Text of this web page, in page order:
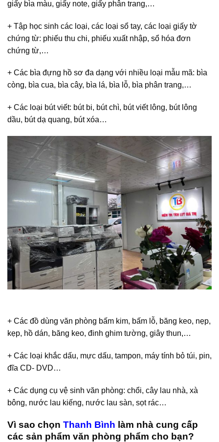
giấy bìa màu, giấy note, giấy phân trang,…
+ Tập học sinh các loại, các loại sổ tay, các loại giấy tờ
chứng từ: phiếu thu chi, phiếu xuất nhập, sổ hóa đơn
chứng từ,…
+ Các bìa đựng hồ sơ đa dạng với nhiều loại mẫu mã: bìa
còng, bìa cua, bìa cây, bìa lá, bìa lỗ, bìa phân trang,…
+ Các loại bút viết: bút bi, bút chì, bút viết lông, bút lông
dầu, bút dạ quang, bút xóa…
+ Các đồ dùng văn phòng bấm kim, bấm lỗ, băng keo, nẹp,
kẹp, hồ dán, băng keo, đinh ghim tường, giây thun,…
+ Các loại khắc dấu, mực dấu, tampon, máy tính bỏ túi, pin,
đĩa CD- DVD…
+ Các dụng cụ vệ sinh văn phòng: chổi, cây lau nhà, xà
bông, nước lau kiếng, nước lau sàn, sọt rác…
Vì sao chọn Thanh Bình làm nhà cung cấp
các sản phẩm văn phòng phẩm cho bạn?